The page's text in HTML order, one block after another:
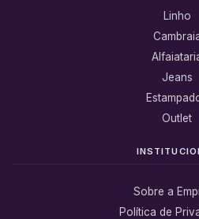
Linho
Jeans
Outlet
Sobre a
Política de